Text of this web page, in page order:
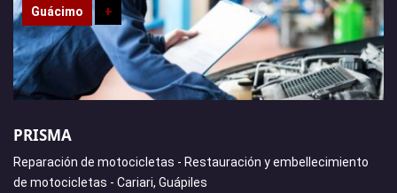
Guácimo +
PRISMA
Reparación de motocicletas - Restauración y embellecimiento
de motocicletas - Cariari, Guápiles